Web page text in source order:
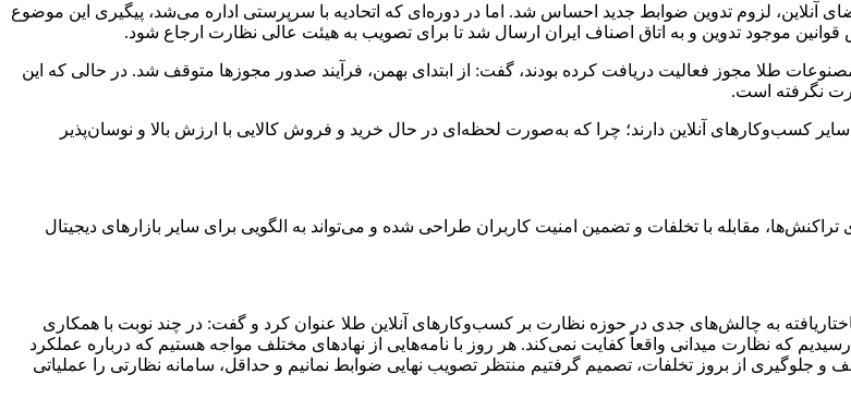
آنلاین، لزوم تدوین ضوابط جدید احساس شد. اما در دوره‌ای که اتحادیه با سرپرستی اداره می‌شد، پیگیری این موضوع
موجود تدوین و به اتاق اصناف ایران ارسال شد تا برای تصویب به هیئت عالی نظارت ارجاع شود.
گذشته، حدود ۳۰۰ واحد صنفی فعال در حوزه مصنوعات طلا مجوز فعالیت دریافت کرده بودند، گفت: از ابتدای بهمن، فرآیند صدور مجوزها متوقف شد. در حالی که این
کسب‌وکارهای آنلاین دارند؛ چرا که به‌صورت لحظه‌ای در حال خرید و فروش کالایی با ارزش بالا و نوسان‌پذیر
مقابله با تخلفات و تضمین امنیت کاربران طراحی شده و می‌تواند به الگویی برای سایر بازارهای دیجیتال
به چالش‌های جدی در حوزه نظارت بر کسب‌وکارهای آنلاین طلا عنوان کرد و گفت: در چند نوبت با همکاری
که نظارت میدانی واقعاً کفایت نمی‌کند. هر روز با نامه‌هایی از نهادهای مختلف مواجه هستیم که درباره عملکرد
جلوگیری از بروز تخلفات، تصمیم گرفتیم منتظر تصویب نهایی ضوابط نمانیم و حداقل، سامانه نظارتی را عملیاتی